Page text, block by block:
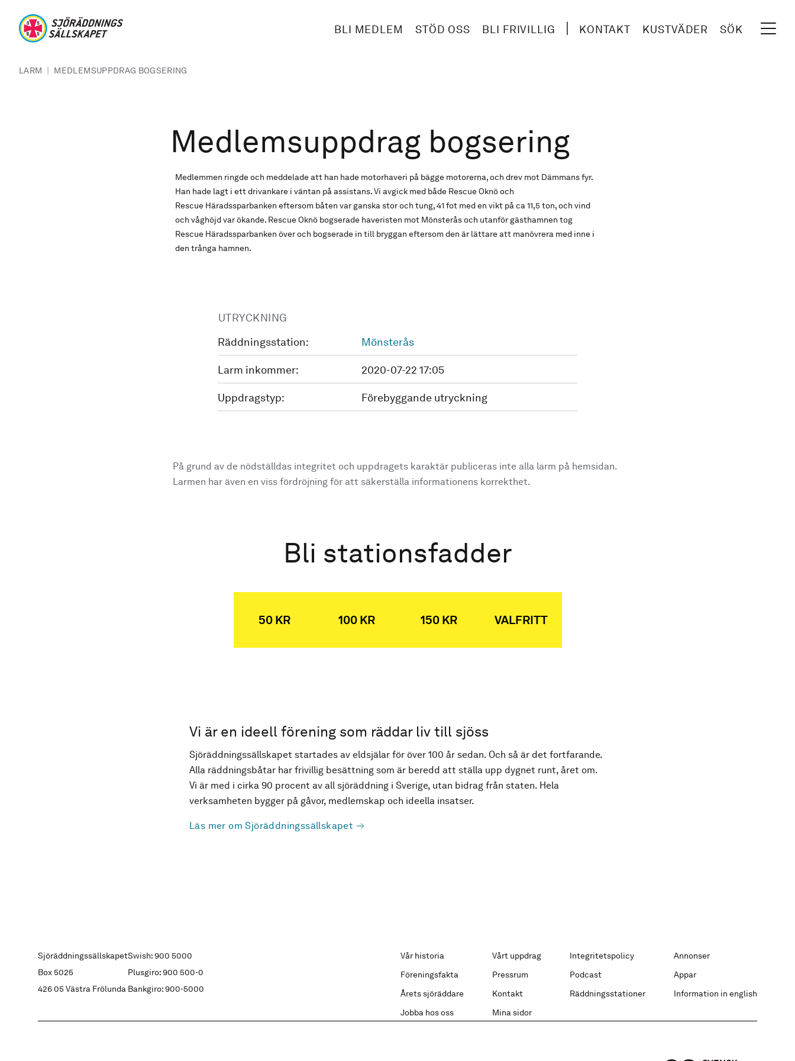
BLI MEDLEM STÖD OSS BLI FRIVILLIG KONTAKT KUSTVÄDER SÖK
LARM | MEDLEMSUPPDRAG BOGSERING
Medlemsuppdrag bogsering
Medlemmen ringde och meddelade att han hade motorhaveri på bägge motorerna, och drev mot Dämmans fyr.
Han hade lagt i ett drivankare i väntan på assistans. Vi avgick med både Rescue Oknö och
Rescue Häradssparbanken eftersom båten var ganska stor och tung, 41 fot med en vikt på ca 11,5 ton, och vind
och våghöjd var ökande. Rescue Oknö bogserade haveristen mot Mönsterås och utanför gästhamnen tog
Rescue Häradssparbanken över och bogserade in till bryggan eftersom den är lättare att manövrera med inne i
den trånga hamnen.
UTRYCKNING
Räddningsstation:
Mönsterås
Larm inkommer: 2020-07-22 17:05
Uppdragstyp: Förebyggande utryckning
På grund av de nödställdas integritet och uppdragets karaktär publiceras inte alla larm på hemsidan.
Larmen har även en viss fördröjning för att säkerställa informationens korrekthet.
Bli stationsfadder
50 KR 100 KR 150 KR VALFRITT
Vi är en ideell förening som räddar liv till sjöss
Sjöräddningssällskapet startades av eldsjälar för över 100 år sedan. Och så är det fortfarande.
Alla räddningsbåtar har frivillig besättning som är beredd att ställa upp dygnet runt, året om.
Vi är med i cirka 90 procent av all sjöräddning i Sverige, utan bidrag från staten. Hela
verksamheten bygger på gåvor, medlemskap och ideella insatser.
Läs mer om Sjöräddningssällskapet
Sjöräddningssällskapet
Box 5025
426 05 Västra Frölunda
Swish: 900 5000
Plusgiro: 900 500-0
Bankgiro: 900-5000
Vår historia Vårt uppdrag Integritetspolicy
Annonser
Föreningsfakta
Pressrum Podcast
Appar
Årets sjöräddare
Kontakt Räddningsstationer
Information in english
Jobba hos oss
Mina sidor